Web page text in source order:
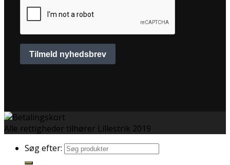
Alle rettigheder tilhører Lillestrik 2019
Søg efter: